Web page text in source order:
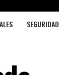
SEGURIDAD